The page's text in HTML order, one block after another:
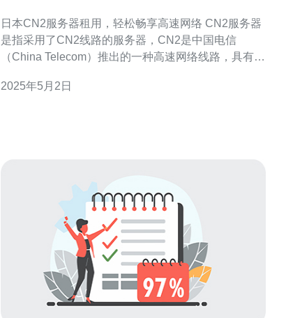
日本CN2服务器租用，轻松畅享高速网络 CN2服务器
是指采用了CN2线路的服务器，CN2是中国电信
（China Telecom）推出的一种高速网络线路，具有低
以提供更加流畅的网络体验，特别适合对网络速度要
2025年5月2日